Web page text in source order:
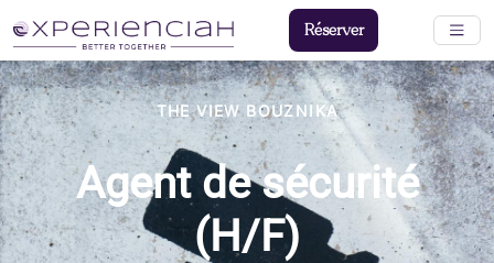
THE VIEW BOUZNIKA
Agent de sécurité
(H/F)
Réserver